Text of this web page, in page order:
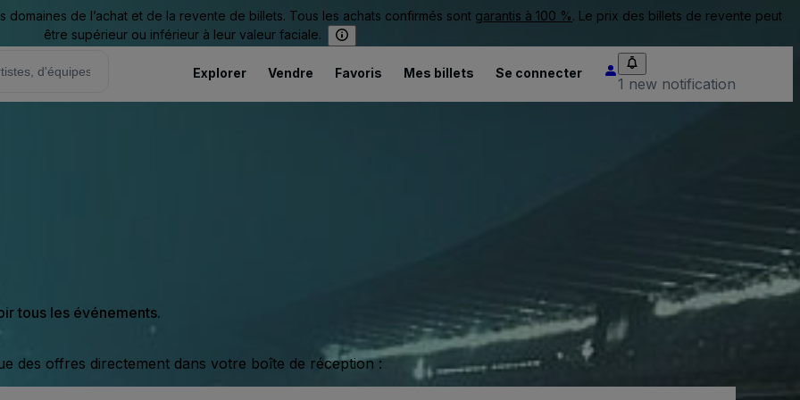
de l’achat et de la revente de billets. Tous les achats confirmés sont garantis à 100 %. Le prix des billets de revente peut
être supérieur ou inférieur à leur valeur faciale.
Explorer Vendre Favoris Mes billets Se connecter
1 new notification
tous les événements.
des offres directement dans votre boîte de réception :